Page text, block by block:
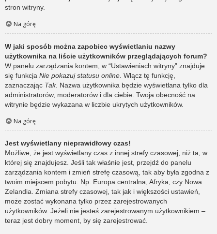
stron witryny.
Na górę
W jaki sposób można zapobiec wyświetlaniu nazwy
użytkownika na liście użytkowników przeglądających forum?
W panelu zarządzania kontem, w “Ustawieniach witryny” znajduje
się funkcja Nie pokazuj statusu online . Włącz tę funkcję,
zaznaczając Tak. Nazwa użytkownika będzie wyświetlana tylko dla
administratorów, moderatorów i dla ciebie. Twoja obecność na
witrynie będzie wykazana w liczbie ukrytych użytkowników.
Na górę
Jest wyświetlany nieprawidłowy czas!
Możliwe, że jest wyświetlany czas z innej strefy czasowej, niż ta, w
której się znajdujesz. Jeśli tak właśnie jest, przejdź do panelu
zarządzania kontem i zmień strefę czasową, tak aby była zgodna z
twoim miejscem pobytu. Np. Europa centralna, Afryka, czy Nowa
Zelandia. Zmiana strefy czasowej, tak jak i większości ustawień,
może zostać wykonana tylko przez zarejestrowanych
użytkowników. Jeżeli nie jesteś zarejestrowanym użytkownikiem –
teraz jest dobry moment, by się zarejestrować.